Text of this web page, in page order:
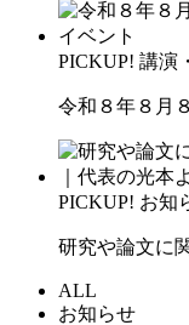
PICKUP! 講演
令和８年８月
PICKUP! お知
研究や論文に
ALL
お知らせ